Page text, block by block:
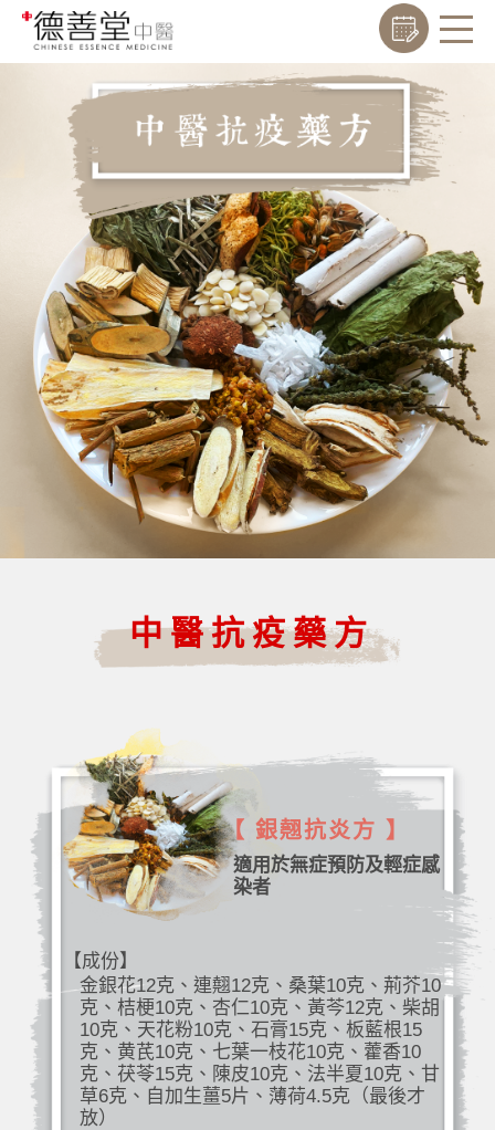
中醫抗疫藥方
【 銀翹抗炎方 】
適用於無症預防及輕症感
染者
【成份】
金銀花12克、連翹12克、桑葉10克、荊芥10
克、桔梗10克、杏仁10克、黃芩12克、柴胡
10克、天花粉10克、石膏15克、板藍根15
克、黄芪10克、七葉一枝花10克、藿香10
克、茯苓15克、陳皮10克、法半夏10克、甘
草6克、自加生薑5片、薄荷4.5克（最後才
放）